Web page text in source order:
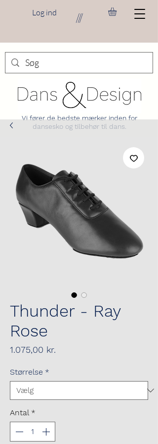
Log ind ///
Vi fører de bedste mærker inden for
dansesko og tilbehør til dans.
Thunder - Ray
Rose
1.075,00 kr.
Størrelse *
Antal *